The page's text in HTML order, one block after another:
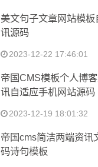
美文句子文章网站模
讯源码
2023-12-22 17:46:01
帝国CMS模板个人博
讯自适应手机网站源码
2023-12-19 18:01:32
帝国cms简洁两端资讯
码诗句模板